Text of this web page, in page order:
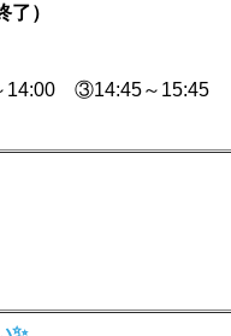
）
14:00 ③14:45～15:45